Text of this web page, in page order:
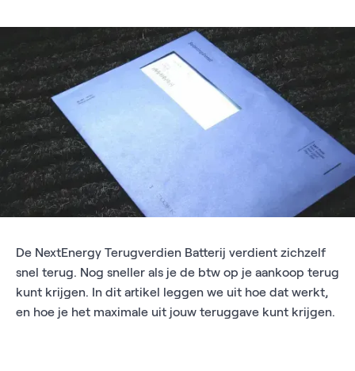
De NextEnergy Terugverdien Batterij verdient zichzelf
snel terug. Nog sneller als je de btw op je aankoop terug
kunt krijgen. In dit artikel leggen we uit hoe dat werkt,
en hoe je het maximale uit jouw teruggave kunt krijgen.